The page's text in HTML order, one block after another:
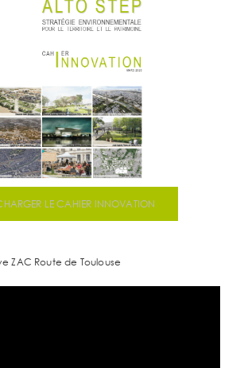
LE CAHIER INNOVATION
ZAC Route de Toulouse